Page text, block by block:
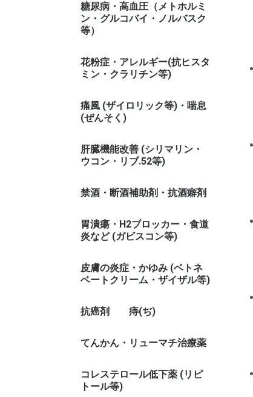
糖尿病・高血圧（メトホルミ
ン・グルコバイ・ノルバスク
等）
花粉症・アレルギー(抗ヒスタ
ミン・クラリチン等)
痛風 (ザイロリック等)・喘息
(ぜんそく)
肝臓機能改善 (シリマリン・
ウコン・リブ.52等)
禁酒・断酒補助剤・抗酒癖剤
胃潰瘍・H2ブロッカー・食道
炎など (ガビスコン等)
皮膚の炎症・かゆみ (ベトネ
ベートクリーム・ザイザル等)
抗癌剤 痔(ぢ)
てんかん・リューマチ治療薬
コレステロール低下薬 (リピ
トール等)